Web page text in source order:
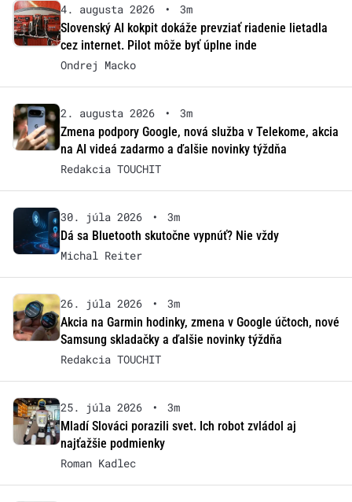
4. augusta 2026 •
3m
Slovenský AI kokpit dokáže prevziať riadenie lietadla
cez internet. Pilot môže byť úplne inde
Ondrej Macko
2. augusta 2026 •
3m
Zmena podpory Google, nová služba v Telekome, akcia
na AI videá zadarmo a ďalšie novinky týždňa
Redakcia TOUCHIT
30. júla 2026 •
3m
Dá sa Bluetooth skutočne vypnúť? Nie vždy
Michal Reiter
26. júla 2026 •
3m
Akcia na Garmin hodinky, zmena v Google účtoch, nové
Samsung skladačky a ďalšie novinky týždňa
Redakcia TOUCHIT
25. júla 2026 •
3m
Mladí Slováci porazili svet. Ich robot zvládol aj
najťažšie podmienky
Roman Kadlec